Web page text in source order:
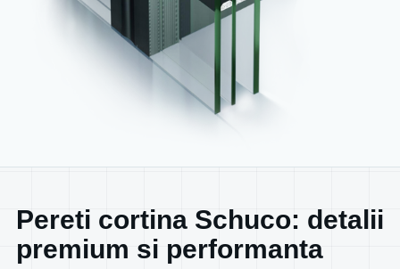
Pereti cortina Schuco: detalii
premium si performanta